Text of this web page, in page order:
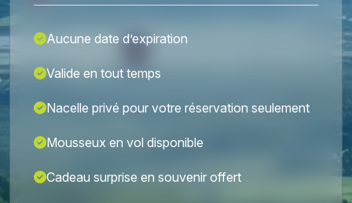
Aucune date d’expiration
Valide en tout temps
Nacelle privé pour votre réservation seulement
Mousseux en vol disponible
Cadeau surprise en souvenir offert